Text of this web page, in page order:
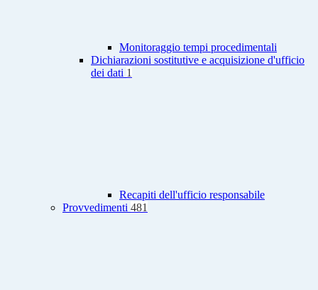
Monitoraggio tempi procedimentali
Dichiarazioni sostitutive e acquisizione d'ufficio
dei dati 1
Recapiti dell'ufficio responsabile
Provvedimenti 481